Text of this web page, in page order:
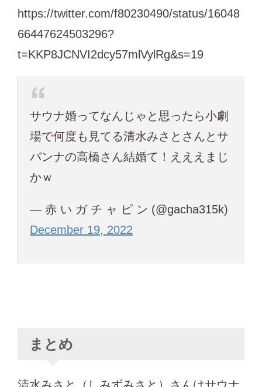
https://twitter.com/f80230490/status/16048
66447624503296?
t=KKP8JCNVI2dcy57mlVylRg&s=19
サウナ婚ってなんじゃと思ったら小劇
場で何度も見てる清水みさとさんとサ
バンナの高橋さん結婚て！えええまじ
かｗ
— 赤 い ガ チ ャ ピ ン (@gacha315k)
December 19, 2022
まとめ
清水みさと（しみずみさと）さんはサウナ